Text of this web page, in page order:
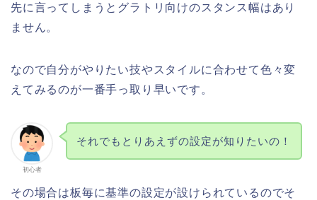
先に言ってしまうとグラトリ向けのスタンス幅はあり
ません。
なので自分がやりたい技やスタイルに合わせて色々変
えてみるのが一番手っ取り早いです。
初心者
それでもとりあえずの設定が知りたいの！
その場合は板毎に基準の設定が設けられているのでそ